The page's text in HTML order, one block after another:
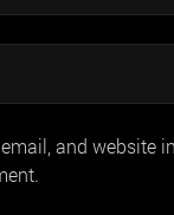
and website